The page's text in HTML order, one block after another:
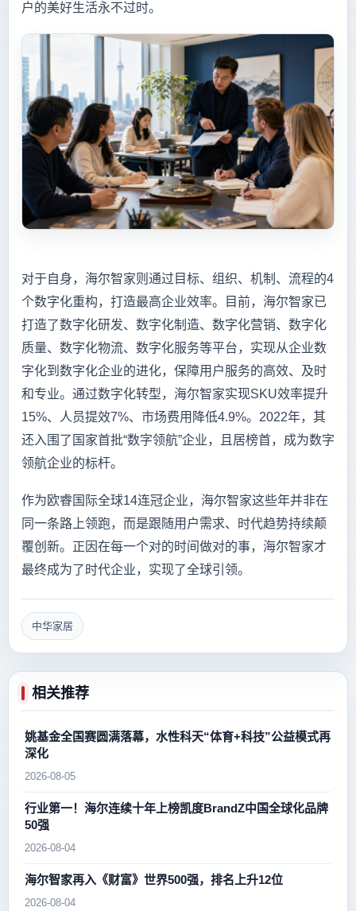
户的美好生活永不过时。
对于自身，海尔智家则通过目标、组织、机制、流程的4
个数字化重构，打造最高企业效率。目前，海尔智家已
打造了数字化研发、数字化制造、数字化营销、数字化
质量、数字化物流、数字化服务等平台，实现从企业数
字化到数字化企业的进化，保障用户服务的高效、及时
和专业。通过数字化转型，海尔智家实现SKU效率提升
15%、人员提效7%、市场费用降低4.9%。2022年，其
还入围了国家首批“数字领航”企业，且居榜首，成为数字
领航企业的标杆。
作为欧睿国际全球14连冠企业，海尔智家这些年并非在
同一条路上领跑，而是跟随用户需求、时代趋势持续颠
覆创新。正因在每一个对的时间做对的事，海尔智家才
最终成为了时代企业，实现了全球引领。
中华家居
相关推荐
姚基金全国赛圆满落幕，水性科天“体育+科技”公益模式再
深化
2026-08-05
行业第一！海尔连续十年上榜凯度BrandZ中国全球化品牌
50强
2026-08-04
海尔智家再入《财富》世界500强，排名上升12位
2026-08-04